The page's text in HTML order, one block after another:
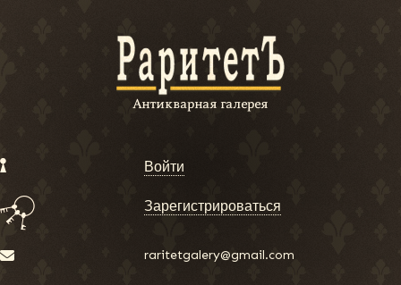
Войти
Зарегистрироваться
raritetgalery@gmail.com